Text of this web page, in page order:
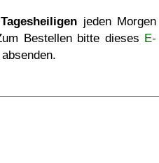
Tagesheiligen jeden Morgen
Bestellen bitte dieses E-